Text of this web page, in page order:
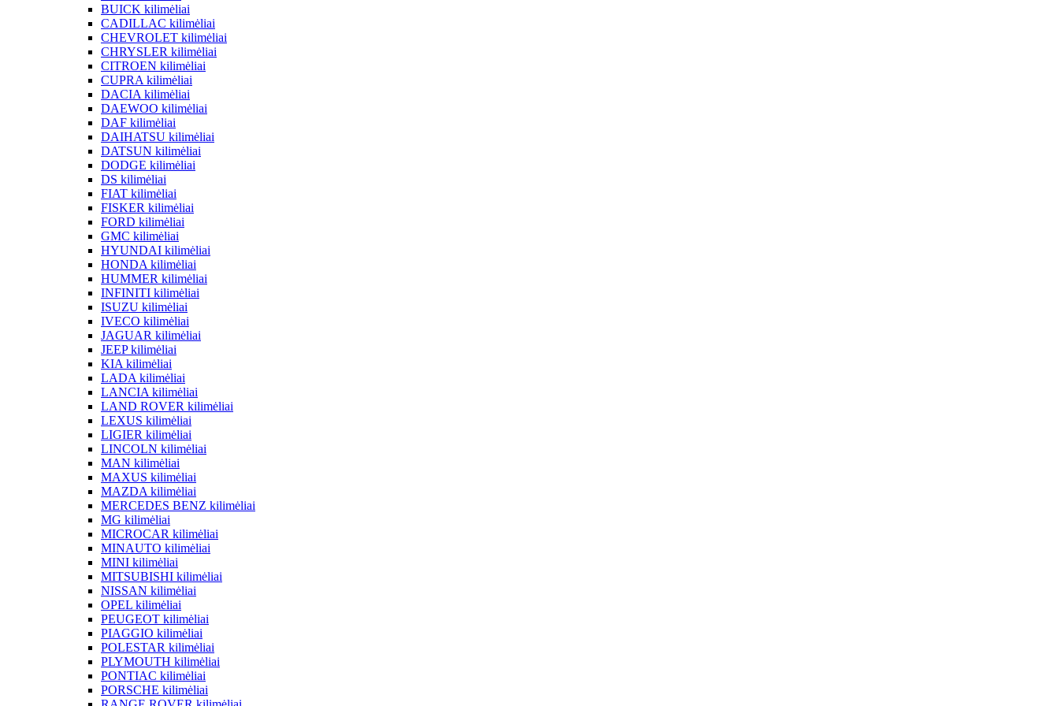
BUICK kilimėliai
CADILLAC kilimėliai
CHEVROLET kilimėliai
CHRYSLER kilimėliai
CITROEN kilimėliai
CUPRA kilimėliai
DACIA kilimėliai
DAEWOO kilimėliai
DAF kilimėliai
DAIHATSU kilimėliai
DATSUN kilimėliai
DODGE kilimėliai
DS kilimėliai
FIAT kilimėliai
FISKER kilimėliai
FORD kilimėliai
GMC kilimėliai
HYUNDAI kilimėliai
HONDA kilimėliai
HUMMER kilimėliai
INFINITI kilimėliai
ISUZU kilimėliai
IVECO kilimėliai
JAGUAR kilimėliai
JEEP kilimėliai
KIA kilimėliai
LADA kilimėliai
LANCIA kilimėliai
LAND ROVER kilimėliai
LEXUS kilimėliai
LIGIER kilimėliai
LINCOLN kilimėliai
MAN kilimėliai
MAXUS kilimėliai
MAZDA kilimėliai
MERCEDES BENZ kilimėliai
MG kilimėliai
MICROCAR kilimėliai
MINAUTO kilimėliai
MINI kilimėliai
MITSUBISHI kilimėliai
NISSAN kilimėliai
OPEL kilimėliai
PEUGEOT kilimėliai
PIAGGIO kilimėliai
POLESTAR kilimėliai
PLYMOUTH kilimėliai
PONTIAC kilimėliai
PORSCHE kilimėliai